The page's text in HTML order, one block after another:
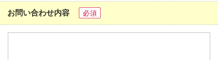
お問い合わせ内容 必須